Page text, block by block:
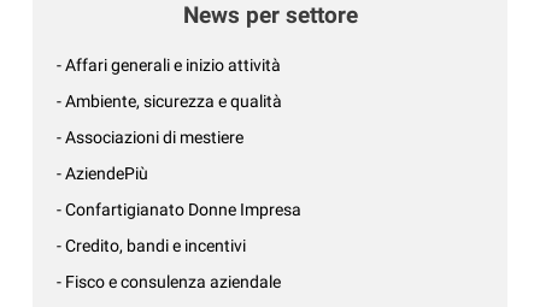
News per settore
- Affari generali e inizio attività
- Ambiente, sicurezza e qualità
- Associazioni di mestiere
- AziendePiù
- Confartigianato Donne Impresa
- Credito, bandi e incentivi
- Fisco e consulenza aziendale